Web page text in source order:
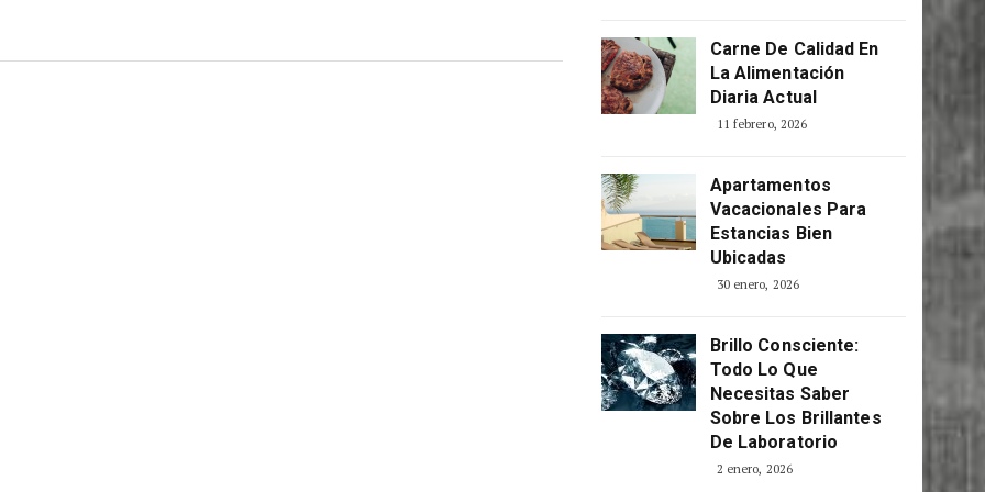
Carne De Calidad En
La Alimentación
Diaria Actual
11 febrero, 2026
Apartamentos
Vacacionales Para
Estancias Bien
Ubicadas
30 enero, 2026
Brillo Consciente:
Todo Lo Que
Necesitas Saber
Sobre Los Brillantes
De Laboratorio
2 enero, 2026